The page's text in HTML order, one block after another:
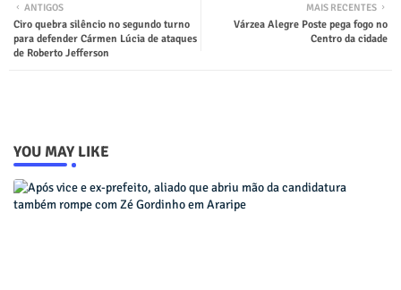
MAIS RECENTES
Várzea Alegre Poste pega fogo no
Centro da cidade
ANTIGOS
Ciro quebra silêncio no segundo turno
para defender Cármen Lúcia de ataques
de Roberto Jefferson
YOU MAY LIKE